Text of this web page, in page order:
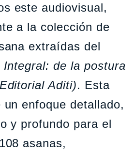
este audiovisual,
a la colección de
extraídas del
Integral: de la postura
Aditi). Esta
un enfoque detallado,
y profundo para el
asanas,